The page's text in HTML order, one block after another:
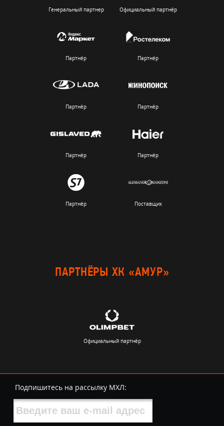
Генеральный партнер Официальный партнёр
Партнёр Партнёр
Партнёр Партнёр
Партнёр Партнёр
Партнёр Поставщик
ПАРТНЁРЫ ХК «АМУР»
Официальный партнёр
Подпишитесь на рассылку МХЛ: